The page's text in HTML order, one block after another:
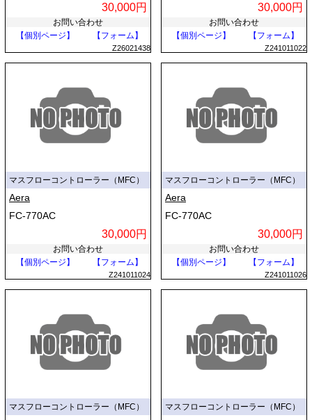
30,000円
お問い合わせ
【個別ページ】
【フォーム】
Z26021438
30,000円
お問い合わせ
【個別ページ】
【フォーム】
Z241011022
マスフローコントローラー（MFC）
Aera
FC-770AC
30,000円
お問い合わせ
【個別ページ】
【フォーム】
Z241011024
マスフローコントローラー（MFC）
Aera
FC-770AC
30,000円
お問い合わせ
【個別ページ】
【フォーム】
Z241011026
マスフローコントローラー（MFC） マスフローコントローラー（MFC）